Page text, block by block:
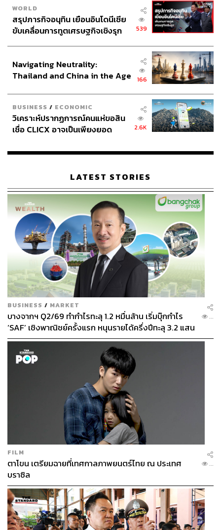
WORLD
สรุปภารกิจอนุทิน เยือนอินโดนีเซีย
ขับเคลื่อนการทูตเศรษฐกิจเชิงรุก
539
Navigating Neutrality:
Thailand and China in the Age
166
BUSINESS / ECONOMIC
วิเคราะห์ปรากฏการณ์คนแห่ขอสิน
เชื่อ CLICX อาจเป็นเพียงยอด
เรือนไทยที่ถูกซุกไว้
2.6K
LATEST STORIES
BUSINESS / MARKET
บางจากฯ Q2/69 ทำกำไรทะลุ 1.2 หมื่นล้าน เริ่มบุ๊กกำไร
‘SAF’ เชิงพาณิชย์ครั้งแรก หนุนรายได้ครึ่งปีทะลุ 3.2 แสน
ล้าน
...
FILM
ตาโขน เตรียมฉายที่เทศกาลภาพยนตร์ไทย ณ ประเทศ
บราซิล
...